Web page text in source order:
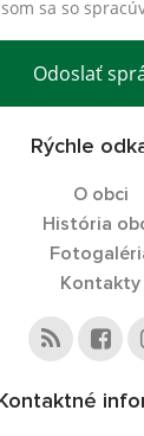
sa so
Odoslať
Rýchle
O obci
História
Kontakty
Kontaktné